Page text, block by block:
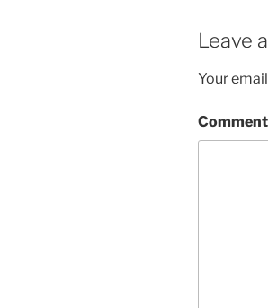
Leave
Your
Comment